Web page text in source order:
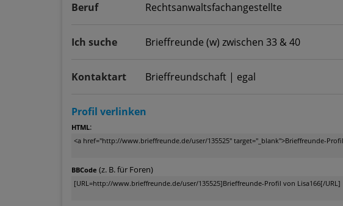
Beruf Rechtsanwaltsfachangestellte
Ich suche Brieffreunde (w) zwischen 33 & 40
Kontaktart Brieffreundschaft | egal
Profil verlinken
HTML:
BBCode (z. B. für Foren)